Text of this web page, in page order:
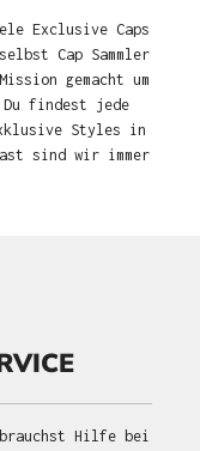
Exclusive Caps
Cap Sammler
gemacht um
findest jede
Styles in
sind wir immer
Hilfe bei